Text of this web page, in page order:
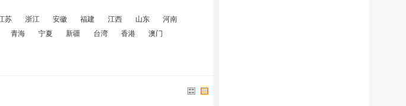
苏 浙江 安徽 福建 江西 山东
河南
青海 宁夏 新疆 台湾 香港 澳门